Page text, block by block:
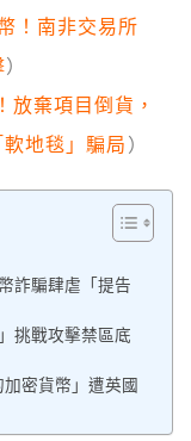
！南非交易所
）
放棄項目倒貨，
地毯」騙局 ）
詐騙肆虐「提告
挑戰攻擊禁區底
密貨幣」遭英國